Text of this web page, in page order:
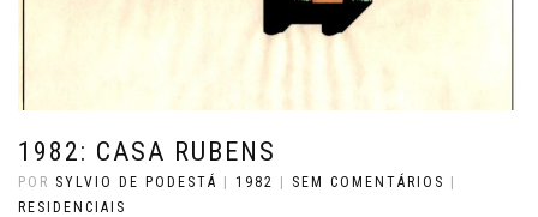
1982: CASA RUBENS
POR SYLVIO DE PODESTÁ | 1982 | SEM COMENTÁRIOS |
RESIDENCIAIS